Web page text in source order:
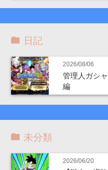
日記
2026/08/06
管理人ガシ
編
未分類
2026/06/20